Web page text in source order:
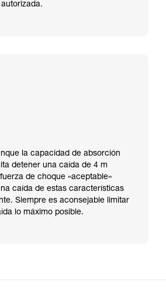
la capacidad de absorción
detener una caída de 4 m
de choque «aceptable»
caída de estas características
Siempre es aconsejable limitar
lo máximo posible.